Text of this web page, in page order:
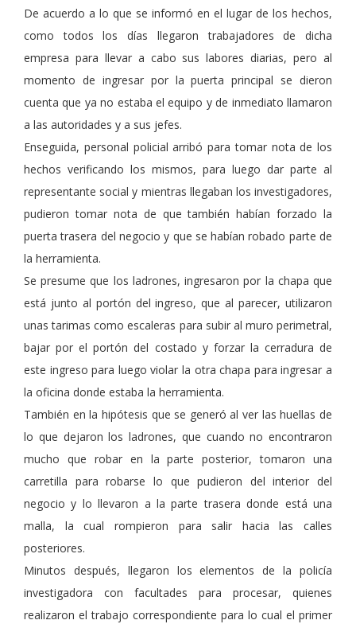
De acuerdo a lo que se informó en el lugar de los hechos,
como todos los días llegaron trabajadores de dicha
empresa para llevar a cabo sus labores diarias, pero al
momento de ingresar por la puerta principal se dieron
cuenta que ya no estaba el equipo y de inmediato llamaron
a las autoridades y a sus jefes.
Enseguida, personal policial arribó para tomar nota de los
hechos verificando los mismos, para luego dar parte al
representante social y mientras llegaban los investigadores,
pudieron tomar nota de que también habían forzado la
puerta trasera del negocio y que se habían robado parte de
la herramienta.
Se presume que los ladrones, ingresaron por la chapa que
está junto al portón del ingreso, que al parecer, utilizaron
unas tarimas como escaleras para subir al muro perimetral,
bajar por el portón del costado y forzar la cerradura de
este ingreso para luego violar la otra chapa para ingresar a
la oficina donde estaba la herramienta.
También en la hipótesis que se generó al ver las huellas de
lo que dejaron los ladrones, que cuando no encontraron
mucho que robar en la parte posterior, tomaron una
carretilla para robarse lo que pudieron del interior del
negocio y lo llevaron a la parte trasera donde está una
malla, la cual rompieron para salir hacia las calles
posteriores.
Minutos después, llegaron los elementos de la policía
investigadora con facultades para procesar, quienes
realizaron el trabajo correspondiente para lo cual el primer